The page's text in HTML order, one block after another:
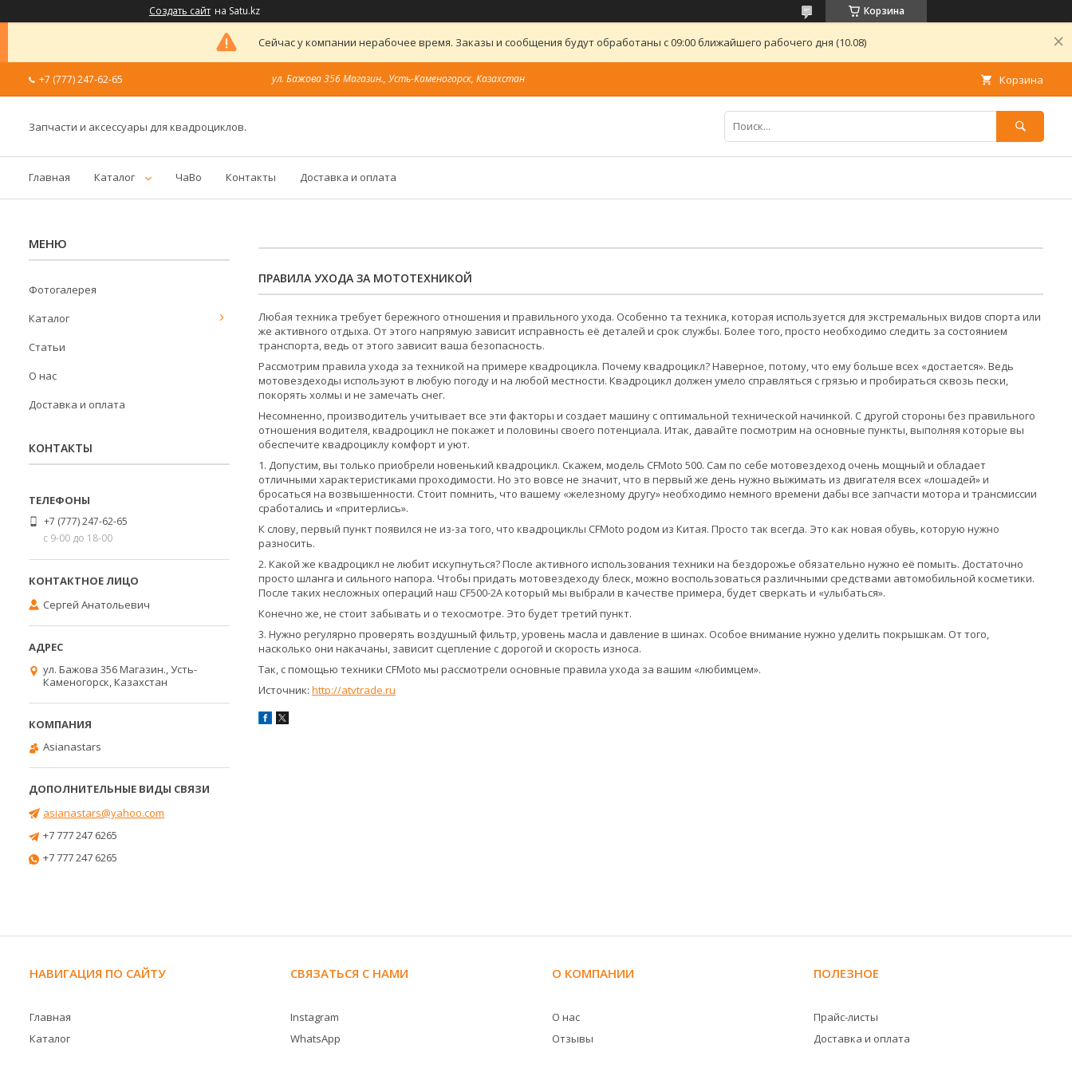
Создать сайт на Satu.kz Корзина
Сейчас у компании нерабочее время. Заказы и сообщения будут обработаны с 09:00 ближайшего рабочего дня (10.08)
+7 (777) 247-62-65 ул. Бажова 356 Магазин., Усть-Каменогорск, Казахстан Корзина
Запчасти и аксессуары для квадроциклов.
Главная Каталог ЧаВо Контакты Доставка и оплата
ПРАВИЛА УХОДА ЗА МОТОТЕХНИКОЙ
Любая техника требует бережного отношения и правильного ухода. Особенно та техника, которая используется для экстремальных видов спорта или
же активного отдыха. От этого напрямую зависит исправность её деталей и срок службы. Более того, просто необходимо следить за состоянием
транспорта, ведь от этого зависит ваша безопасность.
Рассмотрим правила ухода за техникой на примере квадроцикла. Почему квадроцикл? Наверное, потому, что ему больше всех «достается». Ведь
мотовездеходы используют в любую погоду и на любой местности. Квадроцикл должен умело справляться с грязью и пробираться сквозь пески,
покорять холмы и не замечать снег.
Несомненно, производитель учитывает все эти факторы и создает машину с оптимальной технической начинкой. С другой стороны без правильного
отношения водителя, квадроцикл не покажет и половины своего потенциала. Итак, давайте посмотрим на основные пункты, выполняя которые вы
обеспечите квадроциклу комфорт и уют.
1. Допустим, вы только приобрели новенький квадроцикл. Скажем, модель CFMoto 500. Сам по себе мотовездеход очень мощный и обладает
отличными характеристиками проходимости. Но это вовсе не значит, что в первый же день нужно выжимать из двигателя всех «лошадей» и
бросаться на возвышенности. Стоит помнить, что вашему «железному другу» необходимо немного времени дабы все запчасти мотора и трансмиссии
сработались и «притерлись».
К слову, первый пункт появился не из-за того, что квадроциклы CFMoto родом из Китая. Просто так всегда. Это как новая обувь, которую нужно
разносить.
2. Какой же квадроцикл не любит искупнуться? После активного использования техники на бездорожье обязательно нужно её помыть. Достаточно
просто шланга и сильного напора. Чтобы придать мотовездеходу блеск, можно воспользоваться различными средствами автомобильной косметики.
После таких несложных операций наш CF500-2A который мы выбрали в качестве примера, будет сверкать и «улыбаться».
Конечно же, не стоит забывать и о техосмотре. Это будет третий пункт.
3. Нужно регулярно проверять воздушный фильтр, уровень масла и давление в шинах. Особое внимание нужно уделить покрышкам. От того,
насколько они накачаны, зависит сцепление с дорогой и скорость износа.
Так, с помощью техники CFMoto мы рассмотрели основные правила ухода за вашим «любимцем».
Источник: http://atvtrade.ru
Фотогалерея
Каталог
Статьи
О нас
Доставка и оплата
КОНТАКТЫ
+7 (777) 247-62-65
с 9-00 до 18-00
Сергей Анатольевич
ул. Бажова 356 Магазин., Усть-
Каменогорск, Казахстан
Asianastars
asianastars@yahoo.com
+7 777 247 6265
+7 777 247 6265
НАВИГАЦИЯ ПО САЙТУ
Главная
Каталог
СВЯЗАТЬСЯ С НАМИ
Instagram
WhatsApp
О КОМПАНИИ
О нас
Отзывы
ПОЛЕЗНОЕ
Прайс-листы
Доставка и оплата